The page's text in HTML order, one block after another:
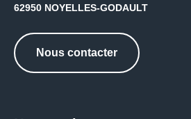
62950 NOYELLES-GODAULT
Nous contacter